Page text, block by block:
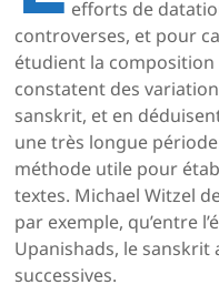
efforts de
controverses, et pour
étudient la
constatent des
sanskrit, et en
une très longue
méthode utile pour
textes. Michael Witzel
par exemple, qu’entre
Upanishads, le
successives.